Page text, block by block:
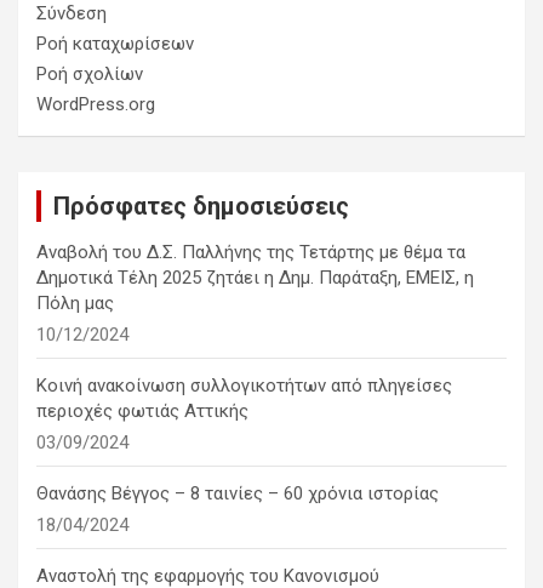
Σύνδεση
Ροή καταχωρίσεων
Ροή σχολίων
WordPress.org
Πρόσφατες δημοσιεύσεις
Αναβολή του Δ.Σ. Παλλήνης της Τετάρτης με θέμα τα
Δημοτικά Τέλη 2025 ζητάει η Δημ. Παράταξη, ΕΜΕΙΣ, η
Πόλη μας
10/12/2024
Κοινή ανακοίνωση συλλογικοτήτων από πληγείσες
περιοχές φωτιάς Αττικής
03/09/2024
Θανάσης Βέγγος – 8 ταινίες – 60 χρόνια ιστορίας
18/04/2024
Αναστολή της εφαρμογής του Κανονισμού